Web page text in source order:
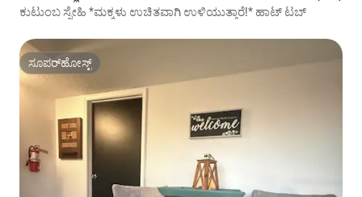
ಕುಟುಂಬ ಸ್ನೇಹಿ *ಮಕ್ಕಳು ಉಚಿತವಾಗಿ ಉಳಿಯುತ್ತಾರೆ!* ಹಾಟ್ ಟಬ್
ಸೂಪರ್‌ಹೋಸ್ಟ್
ಸೂಪರ್‌ಹೋಸ್ಟ್